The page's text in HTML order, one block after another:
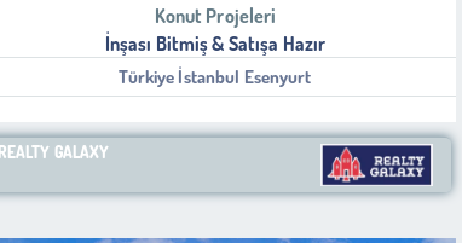
Konut Projeleri
İnşası Bitmiş & Satışa Hazır
Türkiye İstanbul Esenyurt
REALTY GALAXY